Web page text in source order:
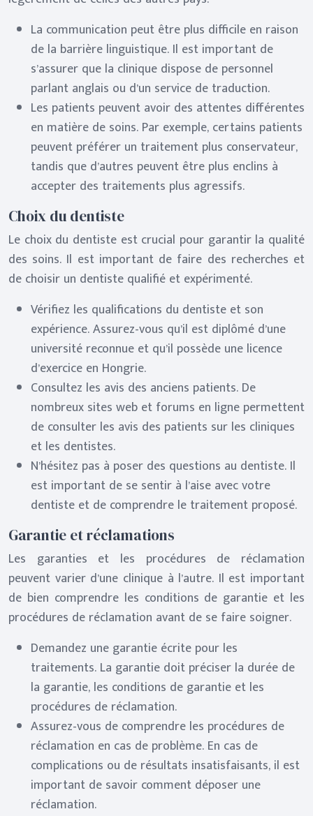
La communication peut être plus difficile en raison
de la barrière linguistique. Il est important de
s’assurer que la clinique dispose de personnel
parlant anglais ou d’un service de traduction.
Les patients peuvent avoir des attentes différentes
en matière de soins. Par exemple, certains patients
peuvent préférer un traitement plus conservateur,
tandis que d’autres peuvent être plus enclins à
accepter des traitements plus agressifs.
Choix du dentiste
Le choix du dentiste est crucial pour garantir la qualité
des soins. Il est important de faire des recherches et
de choisir un dentiste qualifié et expérimenté.
Vérifiez les qualifications du dentiste et son
expérience. Assurez-vous qu’il est diplômé d’une
université reconnue et qu’il possède une licence
d’exercice en Hongrie.
Consultez les avis des anciens patients. De
nombreux sites web et forums en ligne permettent
de consulter les avis des patients sur les cliniques
et les dentistes.
N’hésitez pas à poser des questions au dentiste. Il
est important de se sentir à l’aise avec votre
dentiste et de comprendre le traitement proposé.
Garantie et réclamations
Les garanties et les procédures de réclamation
peuvent varier d’une clinique à l’autre. Il est important
de bien comprendre les conditions de garantie et les
procédures de réclamation avant de se faire soigner.
Demandez une garantie écrite pour les
traitements. La garantie doit préciser la durée de
la garantie, les conditions de garantie et les
procédures de réclamation.
Assurez-vous de comprendre les procédures de
réclamation en cas de problème. En cas de
complications ou de résultats insatisfaisants, il est
important de savoir comment déposer une
réclamation.